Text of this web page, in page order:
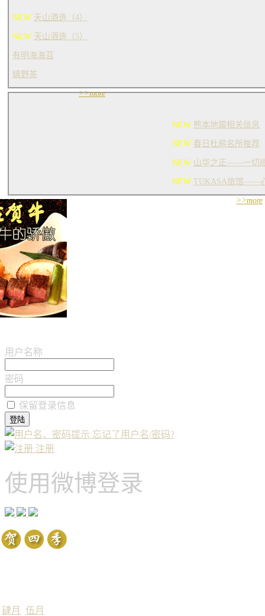
NEW 天山酒造（4）
NEW 天山酒造（5）
有明海海苔
嬉野茶
>>more
NEW 熊本地震相关信息
NEW 春日杜鹃名所推荐
NEW 山华之正——一切
NEW TUKASA旅馆——
>>more
用户名称
密码
保留登录信息
忘记了用户名/密码?
注册
使用微博登录
肆月 伍月